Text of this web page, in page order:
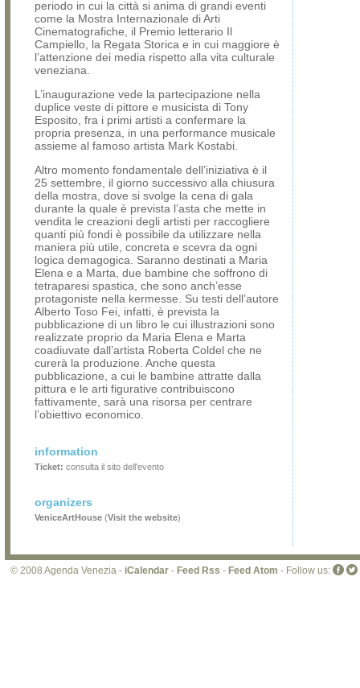
periodo in cui la città si anima di grandi eventi
come la Mostra Internazionale di Arti
Cinematografiche, il Premio letterario Il
Campiello, la Regata Storica e in cui maggiore è
l’attenzione dei media rispetto alla vita culturale
veneziana.
L’inaugurazione vede la partecipazione nella
duplice veste di pittore e musicista di Tony
Esposito, fra i primi artisti a confermare la
propria presenza, in una performance musicale
assieme al famoso artista Mark Kostabi.
Altro momento fondamentale dell’iniziativa è il
25 settembre, il giorno successivo alla chiusura
della mostra, dove si svolge la cena di gala
durante la quale è prevista l’asta che mette in
vendita le creazioni degli artisti per raccogliere
quanti più fondi è possibile da utilizzare nella
maniera più utile, concreta e scevra da ogni
logica demagogica. Saranno destinati a Maria
Elena e a Marta, due bambine che soffrono di
tetraparesi spastica, che sono anch’esse
protagoniste nella kermesse. Su testi dell’autore
Alberto Toso Fei, infatti, è prevista la
pubblicazione di un libro le cui illustrazioni sono
realizzate proprio da Maria Elena e Marta
coadiuvate dall’artista Roberta Coldel che ne
curerà la produzione. Anche questa
pubblicazione, a cui le bambine attratte dalla
pittura e le arti figurative contribuiscono
fattivamente, sarà una risorsa per centrare
l’obiettivo economico.
information
Ticket: consulta il sito dell'evento
organizers
VeniceArtHouse (Visit the website)
© 2008 Agenda Venezia - iCalendar - Feed Rss - Feed Atom - Follow us: